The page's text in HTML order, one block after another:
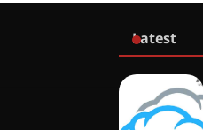
Latest